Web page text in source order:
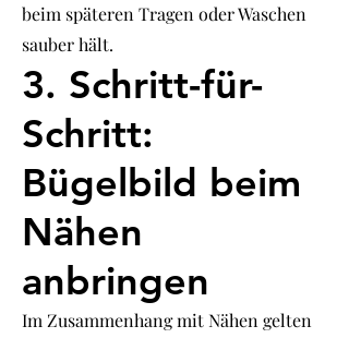
beim späteren Tragen oder Waschen
sauber hält.
3. Schritt-für-
Schritt:
Bügelbild beim
Nähen
anbringen
Im Zusammenhang mit Nähen gelten